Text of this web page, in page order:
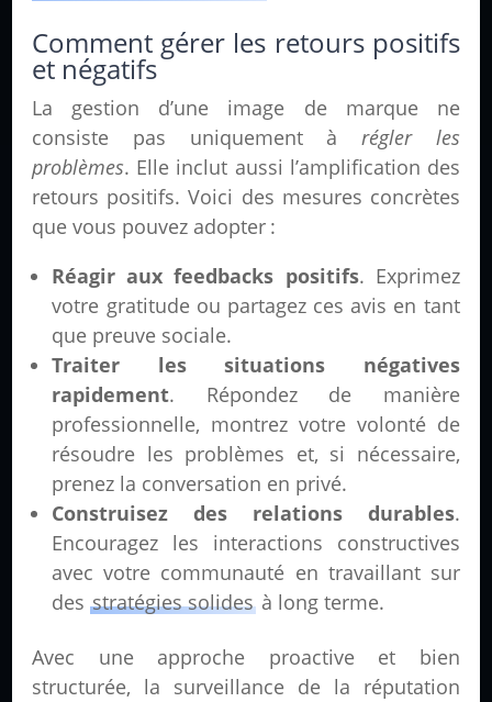
Comment gérer les retours positifs
et négatifs
La gestion d’une image de marque ne
consiste pas uniquement à régler les
problèmes. Elle inclut aussi l’amplification des
retours positifs. Voici des mesures concrètes
que vous pouvez adopter :
Réagir aux feedbacks positifs. Exprimez
votre gratitude ou partagez ces avis en tant
que preuve sociale.
Traiter les situations négatives
rapidement. Répondez de manière
professionnelle, montrez votre volonté de
résoudre les problèmes et, si nécessaire,
prenez la conversation en privé.
Construisez des relations durables.
Encouragez les interactions constructives
avec votre communauté en travaillant sur
desstratégies solidesà long terme.
Avec une approche proactive et bien
structurée, la surveillance de la réputation